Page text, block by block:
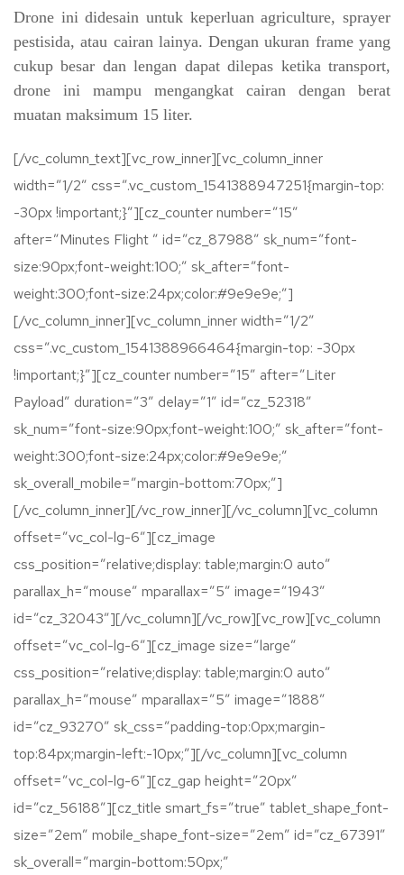
Drone ini didesain untuk keperluan agriculture, sprayer
pestisida, atau cairan lainya. Dengan ukuran frame yang
cukup besar dan lengan dapat dilepas ketika transport,
drone ini mampu mengangkat cairan dengan berat
muatan maksimum 15 liter.
[/vc_column_text][vc_row_inner][vc_column_inner
width=”1/2″ css=”.vc_custom_1541388947251{margin-top:
-30px !important;}”][cz_counter number=”15″
after=”Minutes Flight ” id=”cz_87988″ sk_num=”font-
size:90px;font-weight:100;” sk_after=”font-
weight:300;font-size:24px;color:#9e9e9e;”]
[/vc_column_inner][vc_column_inner width=”1/2″
css=”.vc_custom_1541388966464{margin-top: -30px
!important;}”][cz_counter number=”15″ after=”Liter
Payload” duration=”3″ delay=”1″ id=”cz_52318″
sk_num=”font-size:90px;font-weight:100;” sk_after=”font-
weight:300;font-size:24px;color:#9e9e9e;”
sk_overall_mobile=”margin-bottom:70px;”]
[/vc_column_inner][/vc_row_inner][/vc_column][vc_column
offset=”vc_col-lg-6″][cz_image
css_position=”relative;display: table;margin:0 auto”
parallax_h=”mouse” mparallax=”5″ image=”1943″
id=”cz_32043″][/vc_column][/vc_row][vc_row][vc_column
offset=”vc_col-lg-6″][cz_image size=”large”
css_position=”relative;display: table;margin:0 auto”
parallax_h=”mouse” mparallax=”5″ image=”1888″
id=”cz_93270″ sk_css=”padding-top:0px;margin-
top:84px;margin-left:-10px;”][/vc_column][vc_column
offset=”vc_col-lg-6″][cz_gap height=”20px”
id=”cz_56188″][cz_title smart_fs=”true” tablet_shape_font-
size=”2em” mobile_shape_font-size=”2em” id=”cz_67391″
sk_overall=”margin-bottom:50px;”